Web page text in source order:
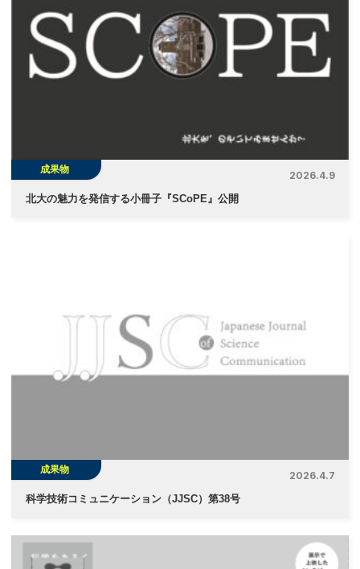
ー
シ
ョ
成果物
2026.4.9
北大の魅力を発信する小冊子『SCoPE』公開
成果物
2026.4.7
科学技術コミュニケーション（JJSC）第38号